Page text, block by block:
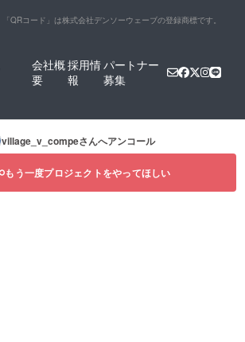
「QRコード」は株式会社デンソーウェーブの登録商標です。
会社概
要
採用情
報
パートナー
募集
village_v_compeさんへアンコール
もう一度プロジェクトをやってほしい